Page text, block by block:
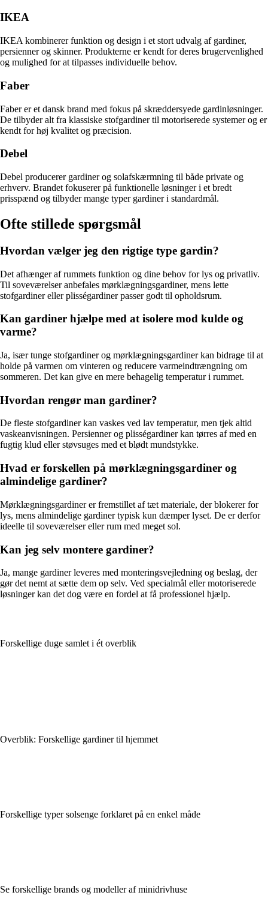
IKEA
IKEA kombinerer funktion og design i et stort udvalg af gardiner,
persienner og skinner. Produkterne er kendt for deres brugervenlighed
og mulighed for at tilpasses individuelle behov.
Faber
Faber er et dansk brand med fokus på skræddersyede gardinløsninger.
De tilbyder alt fra klassiske stofgardiner til motoriserede systemer og er
kendt for høj kvalitet og præcision.
Debel
Debel producerer gardiner og solafskærmning til både private og
erhverv. Brandet fokuserer på funktionelle løsninger i et bredt
prisspænd og tilbyder mange typer gardiner i standardmål.
Ofte stillede spørgsmål
Hvordan vælger jeg den rigtige type gardin?
Det afhænger af rummets funktion og dine behov for lys og privatliv.
Til soveværelser anbefales mørklægningsgardiner, mens lette
stofgardiner eller plisségardiner passer godt til opholdsrum.
Kan gardiner hjælpe med at isolere mod kulde og
varme?
Ja, især tunge stofgardiner og mørklægningsgardiner kan bidrage til at
holde på varmen om vinteren og reducere varmeindtrængning om
sommeren. Det kan give en mere behagelig temperatur i rummet.
Hvordan rengør man gardiner?
De fleste stofgardiner kan vaskes ved lav temperatur, men tjek altid
vaskeanvisningen. Persienner og plisségardiner kan tørres af med en
fugtig klud eller støvsuges med et blødt mundstykke.
Hvad er forskellen på mørklægningsgardiner og
almindelige gardiner?
Mørklægningsgardiner er fremstillet af tæt materiale, der blokerer for
lys, mens almindelige gardiner typisk kun dæmper lyset. De er derfor
ideelle til soveværelser eller rum med meget sol.
Kan jeg selv montere gardiner?
Ja, mange gardiner leveres med monteringsvejledning og beslag, der
gør det nemt at sætte dem op selv. Ved specialmål eller motoriserede
løsninger kan det dog være en fordel at få professionel hjælp.
Forskellige duge samlet i ét overblik
Overblik: Forskellige gardiner til hjemmet
Forskellige typer solsenge forklaret på en enkel måde
Se forskellige brands og modeller af minidrivhuse